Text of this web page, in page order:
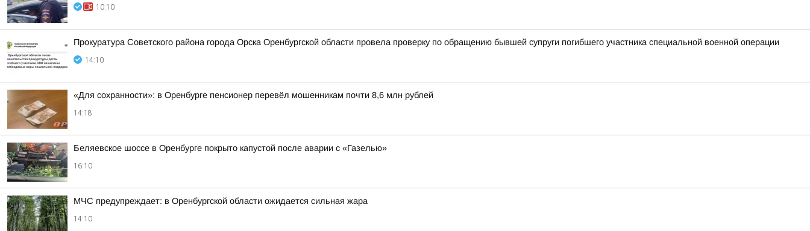
10:10
Прокуратура Советского района города Орска Оренбургской области провела проверку по обращению бывшей супруги погибшего участника специальной военной операции
14:10
«Для сохранности»: в Оренбурге пенсионер перевёл мошенникам почти 8,6 млн рублей
14:18
Беляевское шоссе в Оренбурге покрыто капустой после аварии с «Газелью»
16:10
МЧС предупреждает: в Оренбургской области ожидается сильная жара
14:10